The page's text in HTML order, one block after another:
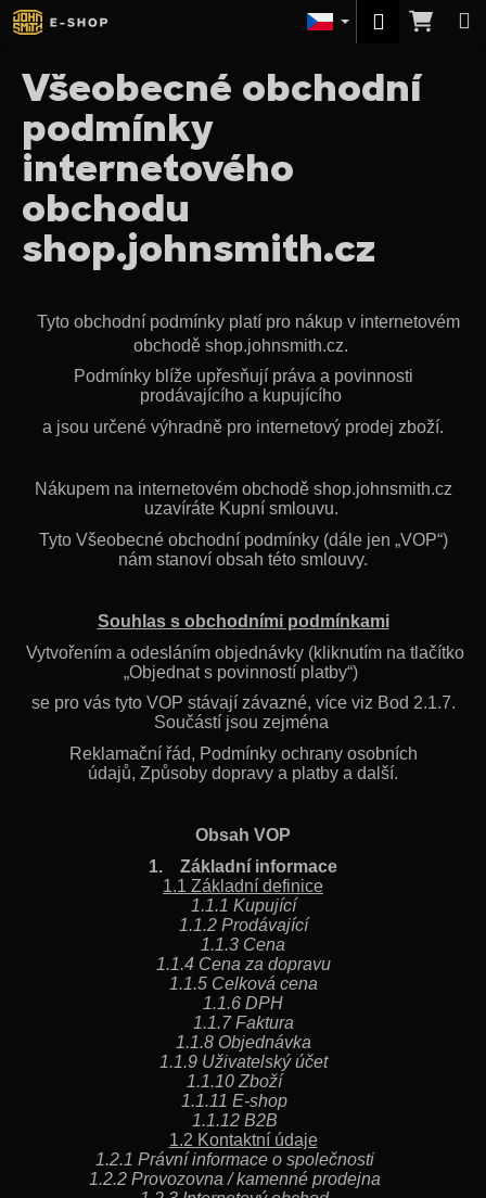
Přejít
na
Přihlášení
Všeobecné obchodní
podmínky
internetového
obchodu
shop.johnsmith.cz
Tyto obchodní podmínky platí pro nákup v internetovém
obchodě shop.johnsmith.cz.
Podmínky blíže upřesňují práva a povinnosti
prodávajícího a kupujícího
a jsou určené výhradně pro internetový prodej zboží.
Nákupem na internetovém obchodě shop.johnsmith.cz
uzavíráte Kupní smlouvu.
Tyto Všeobecné obchodní podmínky (dále jen „VOP“)
nám stanoví obsah této smlouvy.
Souhlas s obchodními podmínkami
Vytvořením a odesláním objednávky (kliknutím na tlačítko
„Objednat s povinností platby“)
se pro vás tyto VOP stávají závazné, více viz Bod 2.1.7.
Součástí jsou zejména
Reklamační řád, Podmínky ochrany osobních
údajů, Způsoby dopravy a platby a další.
Obsah VOP
1. Základní informace
1.1 Základní definice
1.1.1 Kupující
1.1.2 Prodávající
1.1.3 Cena
1.1.4 Cena za dopravu
1.1.5 Celková cena
1.1.6 DPH
1.1.7 Faktura
1.1.8 Objednávka
1.1.9 Uživatelský účet
1.1.10 Zboží
1.1.11 E-shop
1.1.12 B2B
1.2 Kontaktní údaje
1.2.1 Právní informace o společnosti
1.2.2 Provozovna / kamenné prodejna
K
o
C
o
p
o
t
ř
b
n